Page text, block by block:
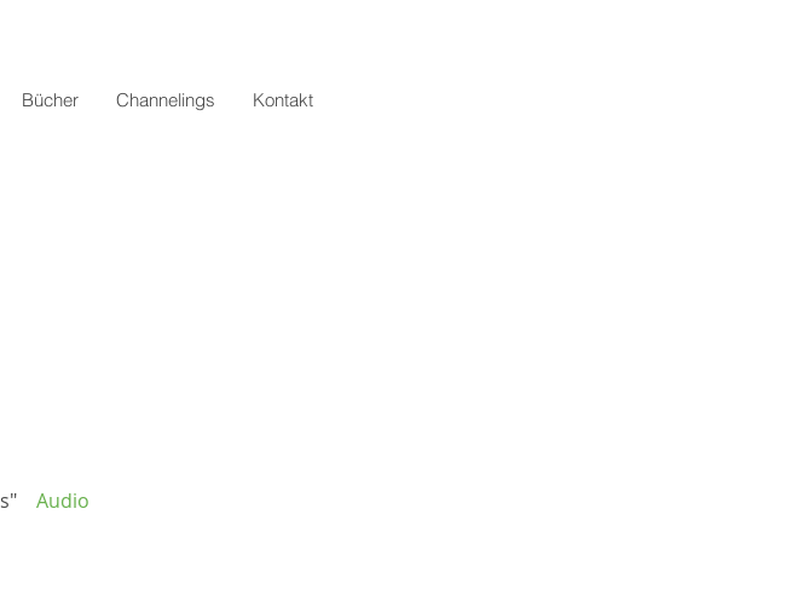
Bücher Channelings Kontakt
Audio